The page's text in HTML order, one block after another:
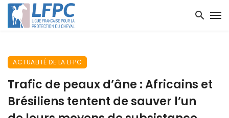
ACTUALITÉ DE LA LFPC
Trafic de peaux d’âne : Africains et
Brésiliens tentent de sauver l’un